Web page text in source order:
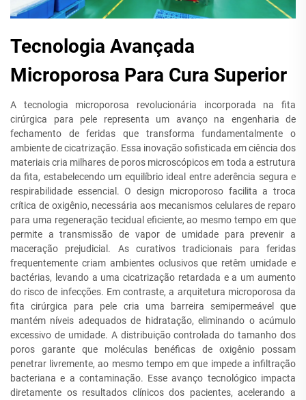
Tecnologia Avançada
Microporosa Para Cura Superior
A tecnologia microporosa revolucionária incorporada na fita
cirúrgica para pele representa um avanço na engenharia de
fechamento de feridas que transforma fundamentalmente o
ambiente de cicatrização. Essa inovação sofisticada em ciência dos
materiais cria milhares de poros microscópicos em toda a estrutura
da fita, estabelecendo um equilíbrio ideal entre aderência segura e
respirabilidade essencial. O design microporoso facilita a troca
crítica de oxigênio, necessária aos mecanismos celulares de reparo
para uma regeneração tecidual eficiente, ao mesmo tempo em que
permite a transmissão de vapor de umidade para prevenir a
maceração prejudicial. As curativos tradicionais para feridas
frequentemente criam ambientes oclusivos que retêm umidade e
bactérias, levando a uma cicatrização retardada e a um aumento
do risco de infecções. Em contraste, a arquitetura microporosa da
fita cirúrgica para pele cria uma barreira semipermeável que
mantém níveis adequados de hidratação, eliminando o acúmulo
excessivo de umidade. A distribuição controlada do tamanho dos
poros garante que moléculas benéficas de oxigênio possam
penetrar livremente, ao mesmo tempo em que impede a infiltração
bacteriana e a contaminação. Esse avanço tecnológico impacta
diretamente os resultados clínicos dos pacientes, acelerando a